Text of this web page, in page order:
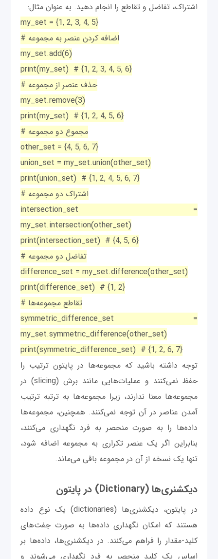
اشتراک، تفاضل و تقاطع را انجام دهید. به عنوان مثال:
my_set = {1, 2, 3, 4, 5}
# اضافه کردن عنصر به مجموعه
my_set.add(6)
print(my_set) # {1, 2, 3, 4, 5, 6}
# حذف عنصر از مجموعه
my_set.remove(3)
print(my_set) # {1, 2, 4, 5, 6}
# مجموع دو مجموعه
other_set = {4, 5, 6, 7}
union_set = my_set.union(other_set)
print(union_set) # {1, 2, 4, 5, 6, 7}
# اشتراک دو مجموعه
intersection_set =
my_set.intersection(other_set)
print(intersection_set) # {4, 5, 6}
# تفاضل دو مجموعه
difference_set = my_set.difference(other_set)
print(difference_set) # {1, 2}
# تقاطع مجموعه‌ها
symmetric_difference_set =
my_set.symmetric_difference(other_set)
print(symmetric_difference_set) # {1, 2, 6, 7}
توجه داشته باشید که مجموعه‌ها در پایتون ترتیب را
حفظ نمی‌کنند و عملیات‌هایی مانند برش (slicing) در
مجموعه‌ها معنا ندارند، زیرا مجموعه‌ها به ترتبه ترتیب
آمدن عناصر در آن توجه نمی‌کنند. همچنین، مجموعه‌ها
داده‌ها را به صورت منحصر به فرد نگهداری می‌کنند،
بنابراین اگر یک عنصر تکراری به مجموعه اضافه شود،
تنها یک نسخه از آن در مجموعه باقی می‌ماند.
دیکشنری‌ها (Dictionary) در پایتون
در پایتون، دیکشنری‌ها (dictionaries) یک نوع داده
هستند که امکان نگهداری داده‌ها به صورت جفت‌های
کلید-مقدار را فراهم می‌کنند. در دیکشنری‌ها، داده‌ها بر
اساس یک کلید منحصر به فرد نگهداری می‌شوند و